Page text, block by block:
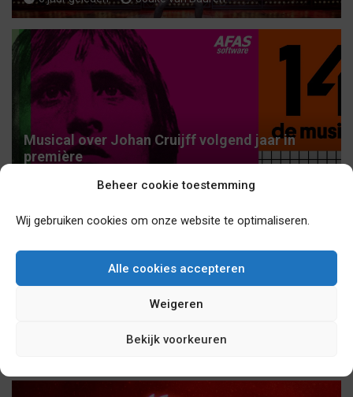
Beheer cookie toestemming
Wij gebruiken cookies om onze website te optimaliseren.
Alle cookies accepteren
Weigeren
Bekijk voorkeuren
Musical over Johan Cruijff volgend jaar in
première
Studio 100 Pop-Up Theater in Puurs heropent
vanaf 3 november 2020 zijn deuren!
sebasv17